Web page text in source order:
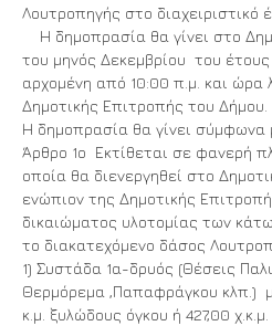
Λουτροπηγής στο διαχειριστικό
Η δημοπρασία θα γίνει στο
του μηνός Δεκεμβρίου του
αρχομένη από 10:00 π.μ. και ώρα
Δημοτικής Επιτροπής του Δήμου.
Η δημοπρασία θα γίνει
Άρθρο 1ο Εκτίθεται σε φανερή
οποία θα διενεργηθεί στο
ενώπιον της Δημοτικής
δικαιώματος υλοτομίας των
το διακατεχόμενο δάσος
1) Συστάδα 1α-δρυός (Θέσεις
Θερμόρεμα ,Παπαφράγκου κλπ.)
κ.μ. ξυλώδους όγκου ή 427,00